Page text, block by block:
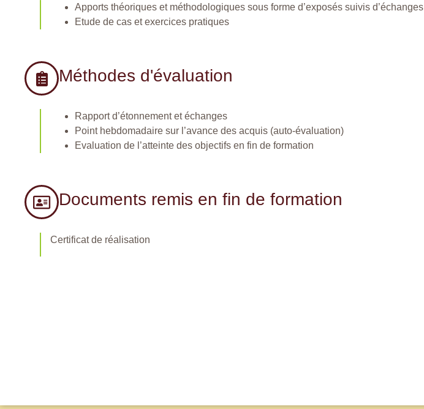
Apports théoriques et méthodologiques sous forme d’exposés suivis d’échanges
Etude de cas et exercices pratiques
Méthodes d'évaluation
Rapport d’étonnement et échanges
Point hebdomadaire sur l’avance des acquis (auto-évaluation)
Evaluation de l’atteinte des objectifs en fin de formation
Documents remis en fin de formation
Certificat de réalisation